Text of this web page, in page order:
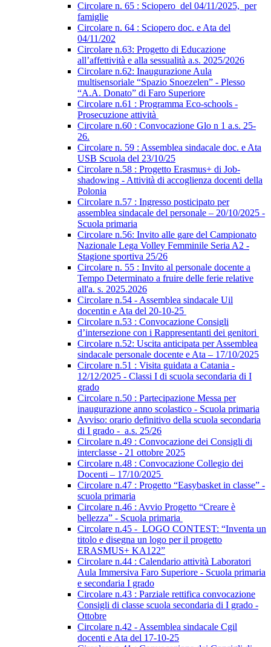
Circolare n. 65 : Sciopero del 04/11/2025, per
famiglie
Circolare n. 64 : Sciopero doc. e Ata del
04/11/202
Circolare n.63: Progetto di Educazione
all’affettività e alla sessualità a.s. 2025/2026
Circolare n.62: Inaugurazione Aula
multisensoriale “Spazio Snoezelen” - Plesso
“A.A. Donato” di Faro Superiore
Circolare n.61 : Programma Eco-schools -
Prosecuzione attività
Circolare n.60 : Convocazione Glo n 1 a.s. 25-
26.
Circolare n. 59 : Assemblea sindacale doc. e Ata
USB Scuola del 23/10/25
Circolare n.58 : Progetto Erasmus+ di Job-
shadowing - Attività di accoglienza docenti della
Polonia
Circolare n.57 : Ingresso posticipato per
assemblea sindacale del personale – 20/10/2025 -
Scuola primaria
Circolare n.56: Invito alle gare del Campionato
Nazionale Lega Volley Femminile Seria A2 -
Stagione sportiva 25/26
Circolare n. 55 : Invito al personale docente a
Tempo Determinato a fruire delle ferie relative
all'a. s. 2025.2026
Circolare n.54 - Assemblea sindacale Uil
docentin e Ata del 20-10-25
Circolare n.53 : Convocazione Consigli
d’intersezione con i Rappresentanti dei genitori
Circolare n.52: Uscita anticipata per Assemblea
sindacale personale docente e Ata – 17/10/2025
Circolare n.51 : Visita guidata a Catania -
12/12/2025 - Classi I di scuola secondaria di I
grado
Circolare n.50 : Partecipazione Messa per
inaugurazione anno scolastico - Scuola primaria
Avviso: orario definitivo della scuola secondaria
di I grado - a.s. 25/26
Circolare n.49 : Convocazione dei Consigli di
interclasse - 21 ottobre 2025
Circolare n.48 : Convocazione Collegio dei
Docenti – 17/10/2025
Circolare n.47 : Progetto “Easybasket in classe” -
scuola primaria
Circolare n.46 : Avvio Progetto “Creare è
bellezza” - Scuola primaria
Circolare n.45 - LOGO CONTEST: “Inventa un
titolo e disegna un logo per il progetto
ERASMUS+ KA122”
Circolare n.44 : Calendario attività Laboratori
Aula Immersiva Faro Superiore - Scuola primaria
e secondaria I grado
Circolare n.43 : Parziale rettifica convocazione
Consigli di classe scuola secondaria di I grado -
Ottobre
Circolare n.42 - Assemblea sindacale Cgil
docenti e Ata del 17-10-25